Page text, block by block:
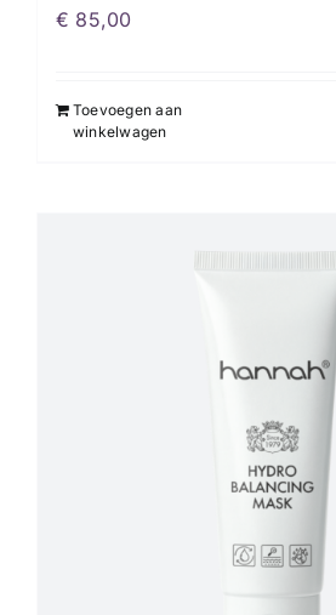
€ 85,00
Toevoegen aan
winkelwagen